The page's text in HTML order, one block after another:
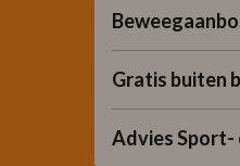
Gratis buiten
Advies Sport-